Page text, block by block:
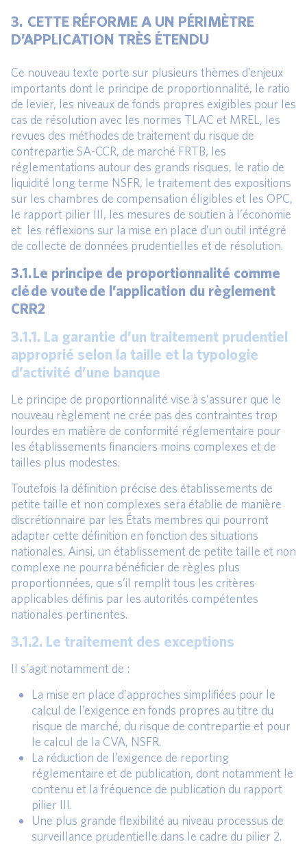
3. CETTE RÉFORME A UN PÉRIMÈTRE
D’APPLICATION TRÈS ÉTENDU
Ce nouveau texte porte sur plusieurs thèmes d’enjeux
importants dont le principe de proportionnalité, le ratio
de levier, les niveaux de fonds propres exigibles pour les
cas de résolution avec les normes TLAC et MREL, les
revues des méthodes de traitement du risque de
contrepartie SA-CCR, de marché FRTB, les
réglementations autour des grands risques, le ratio de
liquidité long terme NSFR, le traitement des expositions
sur les chambres de compensation éligibles et les OPC,
le rapport pilier III, les mesures de soutien à l’économie
et les réflexions sur la mise en place d’un outil intégré
de collecte de données prudentielles et de résolution.
3.1. Le principe de proportionnalité comme
clé de voute de l’application du règlement
CRR2
3.1.1. La garantie d’un traitement prudentiel
approprié selon la taille et la typologie
d’activité d’une banque
Le principe de proportionnalité vise à s’assurer que le
nouveau règlement ne crée pas des contraintes trop
lourdes en matière de conformité réglementaire pour
les établissements financiers moins complexes et de
tailles plus modestes.
Toutefois la définition précise des établissements de
petite taille et non complexes sera établie de manière
discrétionnaire par les États membres qui pourront
adapter cette définition en fonction des situations
nationales. Ainsi, un établissement de petite taille et non
complexe ne pourra bénéficier de règles plus
proportionnées, que s’il remplit tous les critères
applicables définis par les autorités compétentes
nationales pertinentes.
3.1.2. Le traitement des exceptions
Il s’agit notamment de :
La mise en place d’approches simplifiées pour le
calcul de l’exigence en fonds propres au titre du
risque de marché, du risque de contrepartie et pour
le calcul de la CVA, NSFR.
La réduction de l’exigence de reporting
réglementaire et de publication, dont notamment le
contenu et la fréquence de publication du rapport
pilier III.
Une plus grande flexibilité au niveau processus de
surveillance prudentielle dans le cadre du pilier 2.